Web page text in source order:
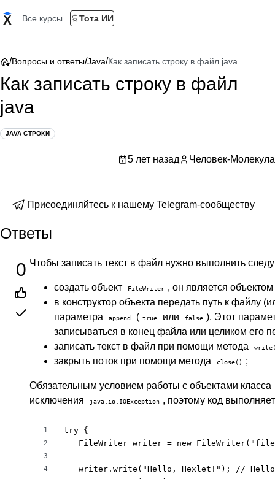
Все курсы Тота ИИ
/Вопросы и ответы/Java/Как записать строку в файл java
Как записать строку в файл
java
JAVA СТРОКИ
5 лет назад Человек-Молекула
Присоединяйтесь к нашему Telegram-сообществу
Ответы
0 Чтобы записать текст в файл нужно выполнить
создать объект FileWriter , он является
в конструктор объекта передать путь к файлу
параметра
append ( true или false ). Этот
записываться в конец файла или целиком его
записать текст в файл при помощи метода
закрыть поток при помощи метода close() ;
Обязательным условием работы с объектами класса
исключения
java.io.IOException , поэтому код
1
2
3
4
try {
FileWriter writer = new
writer.write("Hello, Hexlet!"); //